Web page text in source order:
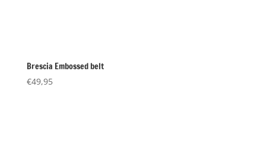
Brescia Embossed belt
€49,95